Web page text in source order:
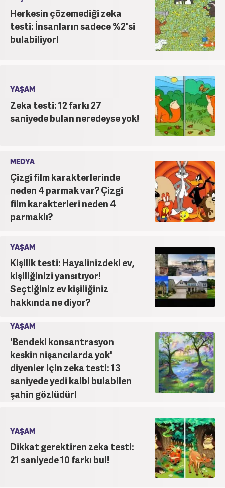
Herkesin çözemediği zeka
testi: İnsanların sadece %2'si
bulabiliyor!
YAŞAM
Zeka testi: 12 farkı 27
saniyede bulan neredeyse yok!
MEDYA
Çizgi film karakterlerinde
neden 4 parmak var? Çizgi
film karakterleri neden 4
parmaklı?
YAŞAM
Kişilik testi: Hayalinizdeki ev,
kişiliğinizi yansıtıyor!
Seçtiğiniz ev kişiliğiniz
hakkında ne diyor?
YAŞAM
'Bendeki konsantrasyon
keskin nişancılarda yok'
diyenler için zeka testi: 13
saniyede yedi kalbi bulabilen
şahin gözlüdür!
YAŞAM
Dikkat gerektiren zeka testi:
21 saniyede 10 farkı bul!